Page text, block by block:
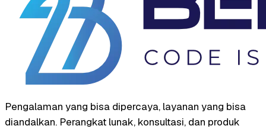
Pengalaman yang bisa dipercaya, layanan yang bisa
diandalkan. Perangkat lunak, konsultasi, dan produk